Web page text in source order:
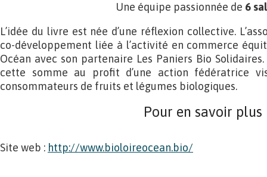
Une équipe passionnée de 6
L’idée du livre est née d’une réflexion collective.
co-développement liée à l’activité en commerce
Océan avec son partenaire Les Paniers Bio
cette somme au profit d’une action fédératrice
consommateurs de fruits et légumes biologiques.
Pour en savoir plus
Site web : http://www.bioloireocean.bio/